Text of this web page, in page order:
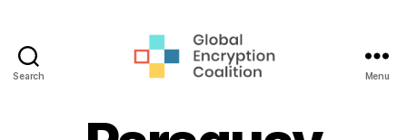
Search
Coalition
Menu